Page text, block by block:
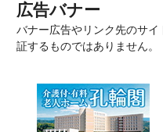
広告バナー
バナー広告やリンク先のサ
証するものではありません。